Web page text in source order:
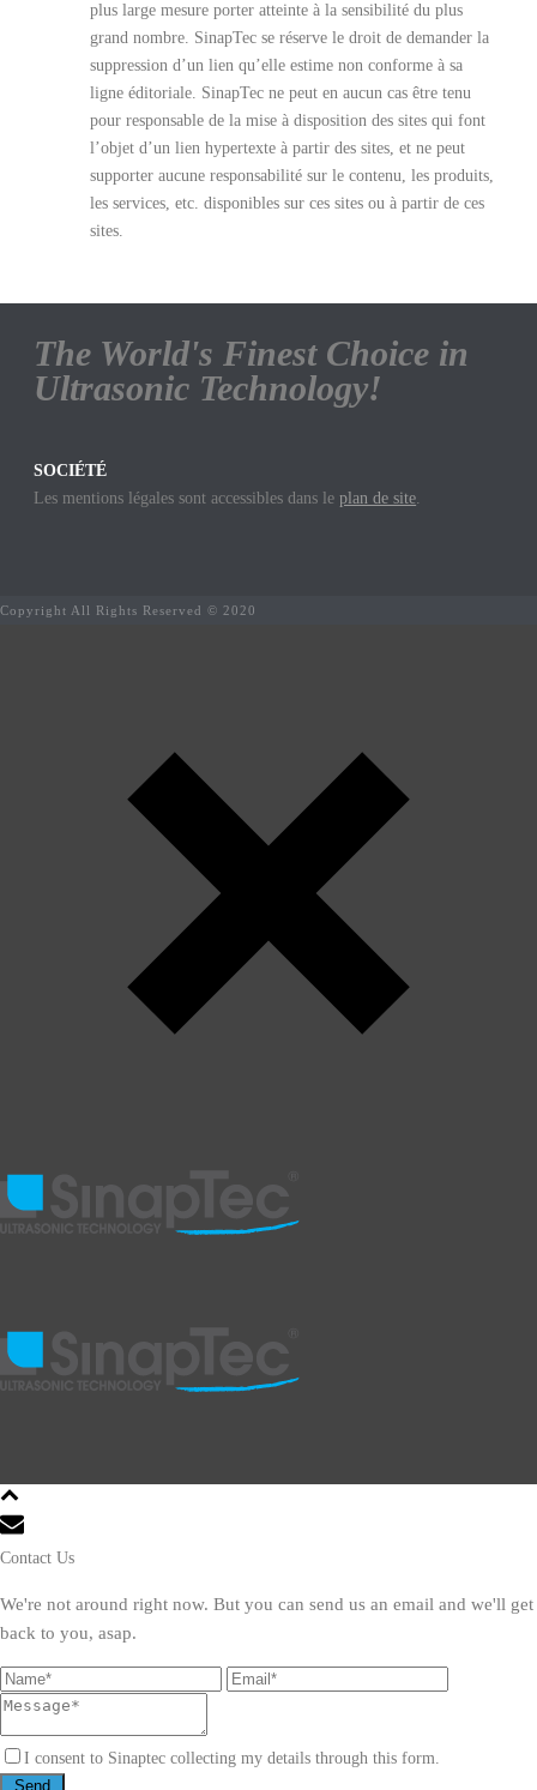
plus large mesure porter atteinte à la sensibilité du plus
grand nombre. SinapTec se réserve le droit de demander la
suppression d’un lien qu’elle estime non conforme à sa
ligne éditoriale. SinapTec ne peut en aucun cas être tenu
pour responsable de la mise à disposition des sites qui font
l’objet d’un lien hypertexte à partir des sites, et ne peut
supporter aucune responsabilité sur le contenu, les produits,
les services, etc. disponibles sur ces sites ou à partir de ces
sites.
The World's Finest Choice in
Ultrasonic Technology!
SOCIÉTÉ
Les mentions légales sont accessibles dans leplan de site.
Copyright All Rights Reserved © 2020
Contact Us
We're not around right now. But you can send us an email and we'll get
back to you, asap.
I consent to Sinaptec collecting my details through this form.
Send